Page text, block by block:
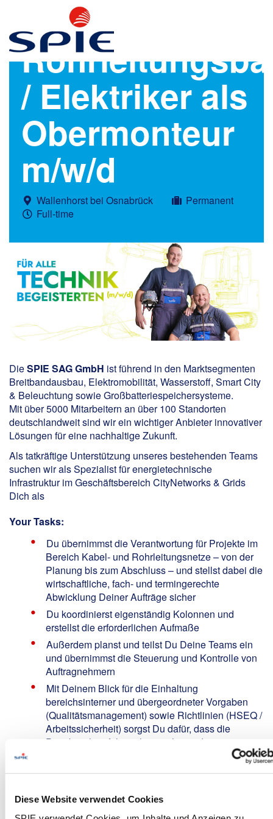
Diese Website verwendet Cookies
/ Elektriker als
Obermonteur
m/w/d
Wallenhorst bei Osnabrück
Permanent
Full-time
DieSPIE SAG GmbH ist führend in den Marktsegmenten
Breitbandausbau, Elektromobilität, Wasserstoff, Smart City
& Beleuchtung sowie Großbatteriespeichersysteme.
Mit über 5000 Mitarbeitern an über 100 Standorten
deutschlandweit sind wir ein wichtiger Anbieter innovativer
Lösungen für eine nachhaltige Zukunft.
Als tatkräftige Unterstützung unseres bestehenden Teams
suchen wir als Spezialist für energietechnische
Infrastruktur im Geschäftsbereich CityNetworks & Grids
Dich als
Your Tasks:
Du übernimmst die Verantwortung für Projekte im
Bereich Kabel- und Rohrleitungsnetze – von der
Planung bis zum Abschluss – und stellst dabei die
wirtschaftliche, fach- und termingerechte
Abwicklung Deiner Aufträge sicher
Du koordinierst eigenständig Kolonnen und
erstellst die erforderlichen Aufmaße
Außerdem planst und teilst Du Deine Teams ein
und übernimmst die Steuerung und Kontrolle von
Auftragnehmern
Mit Deinem Blick für die Einhaltung
bereichsinterner und übergeordneter Vorgaben
(Qualitätsmanagement) sowie Richtlinien (HSEQ /
Arbeitssicherheit) sorgst Du dafür, dass die
Projektziele erfolgreich erreicht werden
/ Rohrleitungsbau z.B. als Tiefbaufacharbeiter /
Rohrleitungsbauer / Kabelmonteur / Elektriker /